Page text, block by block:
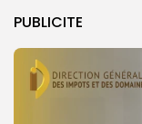
PUBLICITE